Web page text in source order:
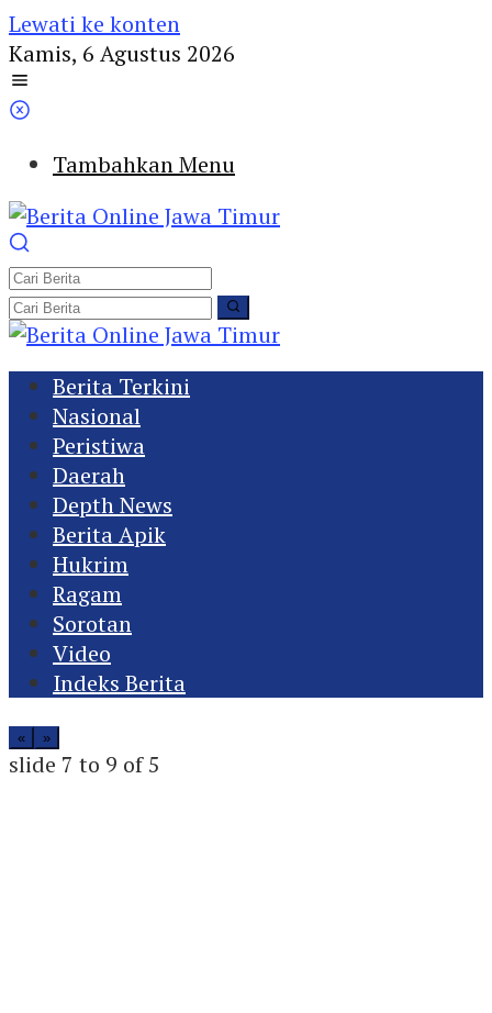
Lewati ke konten
Kamis, 6 Agustus 2026
Tambahkan Menu
Berita Terkini
Nasional
Peristiwa
Daerah
Depth News
Berita Apik
Hukrim
Ragam
Sorotan
Video
Indeks Berita
« »
slide 7 to 9 of 5